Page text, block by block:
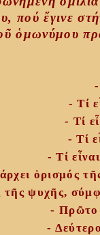
πού ἔγινε
ὁμωνύμου
- Τί
- Τί
- Τί
- Τί
ὁρισμός
ψυχῆς,
- Πρῶτο
-